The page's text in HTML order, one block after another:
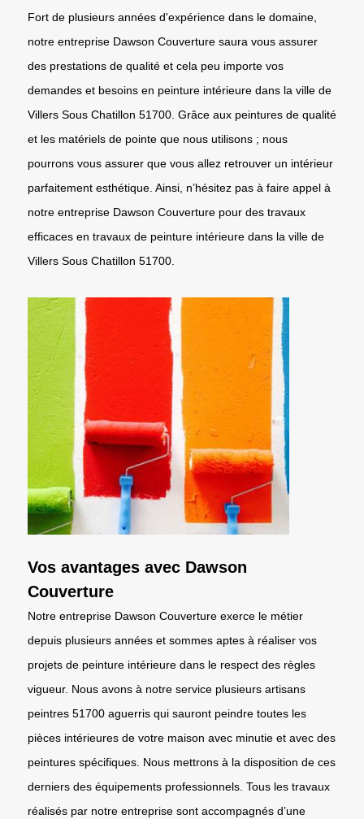
Fort de plusieurs années d'expérience dans le domaine,
notre entreprise Dawson Couverture saura vous assurer
des prestations de qualité et cela peu importe vos
demandes et besoins en peinture intérieure dans la ville de
Villers Sous Chatillon 51700. Grâce aux peintures de qualité
et les matériels de pointe que nous utilisons ; nous
pourrons vous assurer que vous allez retrouver un intérieur
parfaitement esthétique. Ainsi, n’hésitez pas à faire appel à
notre entreprise Dawson Couverture pour des travaux
efficaces en travaux de peinture intérieure dans la ville de
Villers Sous Chatillon 51700.
Vos avantages avec Dawson
Couverture
Notre entreprise Dawson Couverture exerce le métier
depuis plusieurs années et sommes aptes à réaliser vos
projets de peinture intérieure dans le respect des règles
vigueur. Nous avons à notre service plusieurs artisans
peintres 51700 aguerris qui sauront peindre toutes les
pièces intérieures de votre maison avec minutie et avec des
peintures spécifiques. Nous mettrons à la disposition de ces
derniers des équipements professionnels. Tous les travaux
réalisés par notre entreprise sont accompagnés d’une